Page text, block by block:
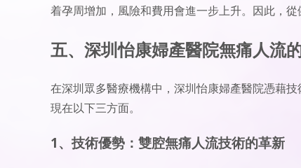
着孕周增加，風險和費用會進一步上升。因此，
五、深圳怡康婦產醫院無痛人流
在深圳眾多醫療機構中，深圳怡康婦產醫院憑藉
現在以下三方面。
1、技術優勢：雙腔無痛人流技術的革新